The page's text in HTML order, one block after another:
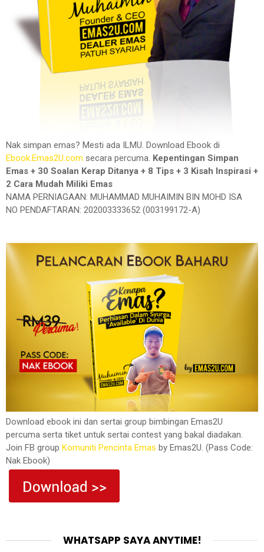
Nak simpan emas? Mesti ada ILMU. Download Ebook di
Ebook.Emas2U.com secara percuma. Kepentingan Simpan
Emas + 30 Soalan Kerap Ditanya + 8 Tips + 3 Kisah Inspirasi +
2 Cara Mudah Miliki Emas
NAMA PERNIAGAAN: MUHAMMAD MUHAIMIN BIN MOHD ISA
NO PENDAFTARAN: 202003333652 (003199172-A)
Download ebook ini dan sertai group bimbingan Emas2U
percuma serta tiket untuk sertai contest yang bakal diadakan.
Join FB group Komuniti Pencinta Emas by Emas2U. (Pass Code:
Nak Ebook)
WHATSAPP SAYA ANYTIME!